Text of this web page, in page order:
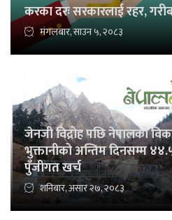
करका दरः सरकारलाई रहर,
मंगलबार, साउन ५, २०८३
जेनजी विद्रोह पछि नेपालको
भुक्तानीको अन्तिम दिनसम्म
पुँजीगत खर्च
शनिबार, असार २७, २०८३